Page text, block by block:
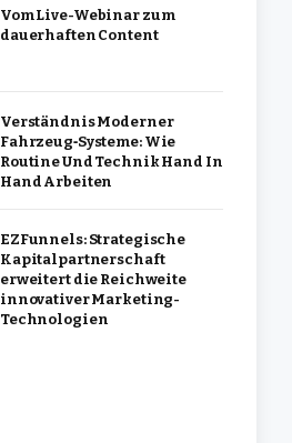
Vom Live-Webinar zum
dauerhaften Content
Verständnis Moderner
Fahrzeug‑Systeme: Wie
Routine Und Technik Hand In
Hand Arbeiten
EZFunnels: Strategische
Kapitalpartnerschaft
erweitert die Reichweite
innovativer Marketing-
Technologien